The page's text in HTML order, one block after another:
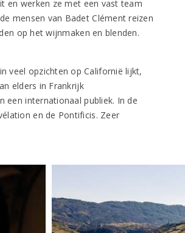
en werken ze met een vast team
mensen van Badet Clément reizen
op het wijnmaken en blenden.
veel opzichten op Californië lijkt,
elders in Frankrijk
een internationaal publiek. In de
en de Pontificis. Zeer